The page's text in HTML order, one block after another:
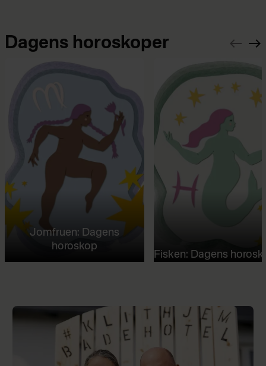
Dagens horoskoper
Jomfruen: Dagens
horoskop
Fisken: Dagens